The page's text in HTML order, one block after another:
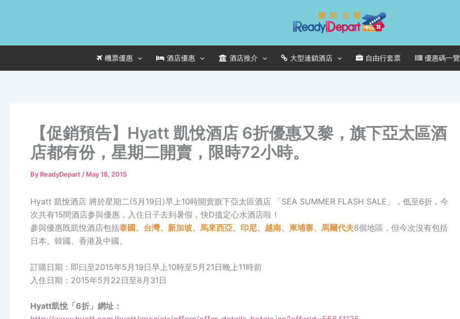
機票優惠 酒店優惠 酒店推介 大型連鎖酒店 自由行套票 優惠碼一覽
【促銷預告】Hyatt 凱悅酒店 6折優惠又黎，旗下亞太區酒
店都有份，星期二開賣，限時72小時。
By ReadyDepart / May 18, 2015
Hyatt 凱悅酒店 將於星期二(5月19日)早上10時開賣旗下亞太區酒店 「SEA SUMMER FLASH SALE」，低至6折，今
次共有15間酒店参與優惠，入住日子去到暑假，快D搵定心水酒店啦！
參與優惠既凱悅酒店包括泰國、台灣、 新加坡、 馬來西亞、 印尼、 越南、 柬埔寨、 馬爾代夫8個地區，但今次沒有包括
日本、韓國、香港及中國。
訂購日期：即曰至2015年5月19日早上10時至5月21日晚上11時前
入住日期：2015年5月22日至8月31日
Hyatt凱悅「6折」網址：